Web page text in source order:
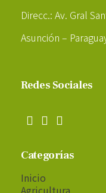
Direcc.: Av. Gral
Asunción –
Redes Sociales
Categorías
Inicio